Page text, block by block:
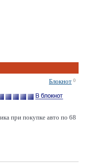
Блокнот 0
при покупке авто по 68